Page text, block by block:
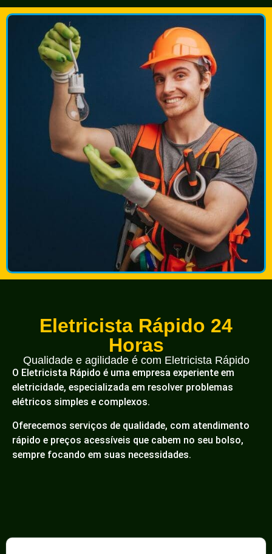
Eletricista Rápido 24
Horas
Qualidade e agilidade é com Eletricista Rápido
O Eletricista Rápido é uma empresa experiente em
eletricidade, especializada em resolver problemas
elétricos simples e complexos.
Oferecemos serviços de qualidade, com atendimento
rápido e preços acessíveis que cabem no seu bolso,
sempre focando em suas necessidades.